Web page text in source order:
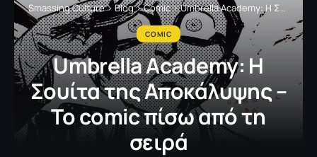
Smassing Culture>Blog>Comic>Umbrella Academy: Η Σουίτα της Αποκάλυψης – Το comic πίσω από τη σειρά
COMIC
Umbrella Academy: Η
Σουίτα της Αποκάλυψης –
Το comic πίσω από τη
σειρά